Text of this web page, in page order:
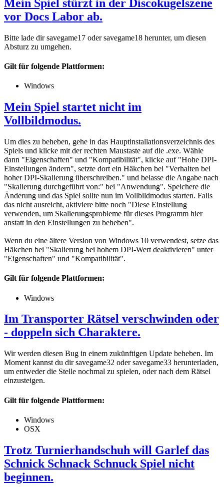
Mein Spiel stürzt in der Discokugelszene
vor Docs Labor ab.
Bitte lade dir savegame17 oder savegame18 herunter, um diesen
Absturz zu umgehen.
Gilt für folgende Plattformen:
Windows
Mein Spiel startet nicht im
Vollbildmodus.
Um dies zu beheben, gehe in das Hauptinstallationsverzeichnis des
Spiels und klicke mit der rechten Maustaste auf die .exe. Wähle
dann "Eigenschaften" und "Kompatibilität", klicke auf "Hohe DPI-
Einstellungen ändern", setzte dort ein Häkchen bei "Verhalten bei
hoher DPI-Skalierung überschreiben." und belasse die Angabe nach
"Skalierung durchgeführt von:" bei "Anwendung". Speichere die
Änderung und das Spiel sollte nun im Vollbildmodus starten. Falls
das nicht ausreicht, aktiviere bitte noch "Diese Einstellung
verwenden, um Skalierungsprobleme für dieses Programm hier
anstatt in den Einstellungen zu beheben".
Wenn du eine ältere Version von Windows 10 verwendest, setze das
Häkchen bei "Skalierung bei hohem DPI-Wert deaktivieren" unter
"Eigenschaften" und "Kompatibilität".
Gilt für folgende Plattformen:
Windows
Im Transporter Rätsel verschwinden oder
- doppeln sich Charaktere.
Wir werden diesen Bug in einem zukünftigen Update beheben. Im
Moment kannst du dir savegame32 oder savegame33 herunterladen,
um entweder die Stelle nochmal zu spielen, oder nach dem Rätsel
einzusteigen.
Gilt für folgende Plattformen:
Windows
OSX
Trotz Turnierhandschuh will Garlef das
Schnick Schnack Schnuck Spiel nicht
beginnen.